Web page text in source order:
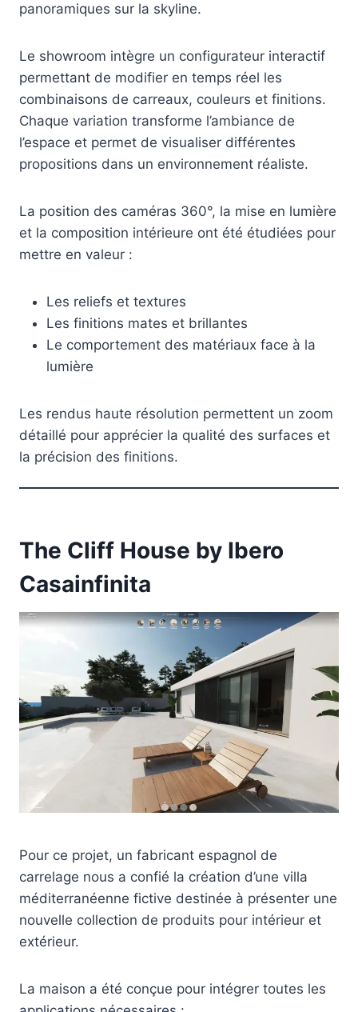
panoramiques sur la skyline.
Le showroom intègre un configurateur interactif
permettant de modifier en temps réel les
combinaisons de carreaux, couleurs et finitions.
Chaque variation transforme l’ambiance de
l’espace et permet de visualiser différentes
propositions dans un environnement réaliste.
La position des caméras 360°, la mise en lumière
et la composition intérieure ont été étudiées pour
mettre en valeur :
Les reliefs et textures
Les finitions mates et brillantes
Le comportement des matériaux face à la
lumière
Les rendus haute résolution permettent un zoom
détaillé pour apprécier la qualité des surfaces et
la précision des finitions.
The Cliff House by Ibero
Casainfinita
Pour ce projet, un fabricant espagnol de
carrelage nous a confié la création d’une villa
méditerranéenne fictive destinée à présenter une
nouvelle collection de produits pour intérieur et
extérieur.
La maison a été conçue pour intégrer toutes les